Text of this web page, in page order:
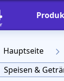
Hauptseite
Speisen &